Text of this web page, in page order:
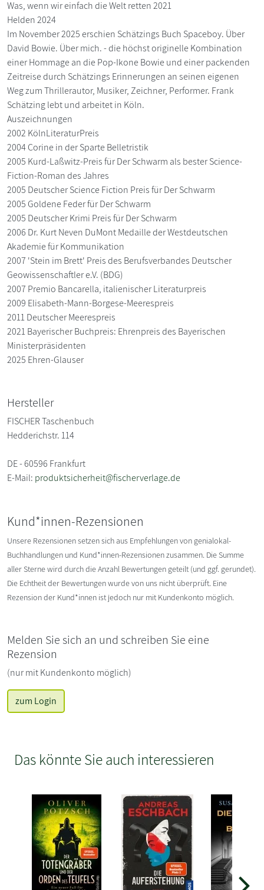
Was, wenn wir einfach die Welt retten 2021
Helden 2024
Im November 2025 erschien Schätzings Buch Spaceboy. Über
David Bowie. Über mich. - die höchst originelle Kombination
einer Hommage an die Pop-Ikone Bowie und einer packenden
Zeitreise durch Schätzings Erinnerungen an seinen eigenen
Weg zum Thrillerautor, Musiker, Zeichner, Performer. Frank
Schätzing lebt und arbeitet in Köln.
Auszeichnungen
2002 KölnLiteraturPreis
2004 Corine in der Sparte Belletristik
2005 Kurd-Laßwitz-Preis für Der Schwarm als bester Science-
Fiction-Roman des Jahres
2005 Deutscher Science Fiction Preis für Der Schwarm
2005 Goldene Feder für Der Schwarm
2005 Deutscher Krimi Preis für Der Schwarm
2006 Dr. Kurt Neven DuMont Medaille der Westdeutschen
Akademie für Kommunikation
2007 'Stein im Brett' Preis des Berufsverbandes Deutscher
Geowissenschaftler e.V. (BDG)
2007 Premio Bancarella, italienischer Literaturpreis
2009 Elisabeth-Mann-Borgese-Meerespreis
2011 Deutscher Meerespreis
2021 Bayerischer Buchpreis: Ehrenpreis des Bayerischen
Ministerpräsidenten
2025 Ehren-Glauser
Hersteller
FISCHER Taschenbuch
Hedderichstr. 114
DE - 60596 Frankfurt
E-Mail: produktsicherheit@fischerverlage.de
Kund*innen-Rezensionen
Unsere Rezensionen setzen sich aus Empfehlungen von genialokal-
Buchhandlungen und Kund*innen-Rezensionen zusammen. Die Summe
aller Sterne wird durch die Anzahl Bewertungen geteilt (und ggf. gerundet).
Die Echtheit der Bewertungen wurde von uns nicht überprüft. Eine
Rezension der Kund*innen ist jedoch nur mit Kundenkonto möglich.
Melden Sie sich an und schreiben Sie eine
Rezension
(nur mit Kundenkonto möglich)
zum Login
Das könnte Sie auch interessieren